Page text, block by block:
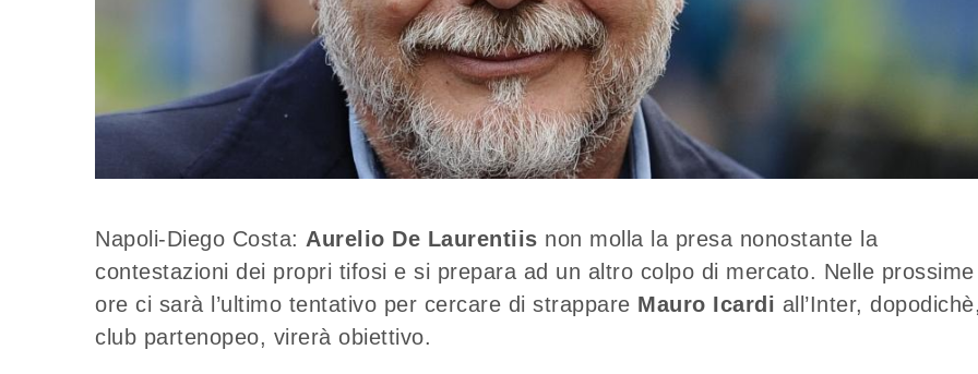
Napoli-Diego Costa: Aurelio De Laurentiis non molla la presa nonostante la
contestazioni dei propri tifosi e si prepara ad un altro colpo di mercato. Nelle prossime
ore ci sarà l’ultimo tentativo per cercare di strappare Mauro Icardi all’Inter,
club partenopeo, virerà obiettivo.